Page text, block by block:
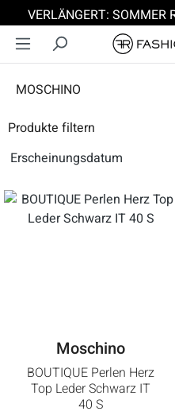
Zum Hauptinhalt springen
VERLÄNGERT: SOMMER
MOSCHINO
Produkte filtern
Moschino
BOUTIQUE Perlen Herz
Top Leder Schwarz IT
40 S